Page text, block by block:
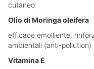
cutaneo
Olio di Moringa oleifera
efficace emolliente,
ambientali (anti-pollution)
Vitamina E